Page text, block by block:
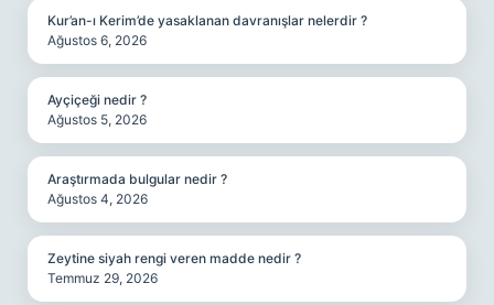
Kur’an-ı Kerim’de yasaklanan davranışlar nelerdir ?
Ağustos 6, 2026
Ayçiçeği nedir ?
Ağustos 5, 2026
Araştırmada bulgular nedir ?
Ağustos 4, 2026
Zeytine siyah rengi veren madde nedir ?
Temmuz 29, 2026